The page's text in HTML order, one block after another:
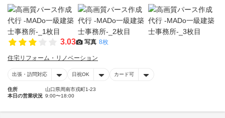
3.03 写真 8枚
住宅リフォーム・リノベーション
出張・訪問対応 日祝OK カード可
住所
山口県周南市戎町1-23
本日の営業状況 9:00〜18:00